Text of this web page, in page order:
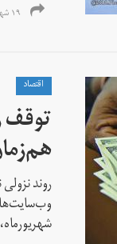
۱۹ شهریور ۱۳۹۷
اقتصاد
روند